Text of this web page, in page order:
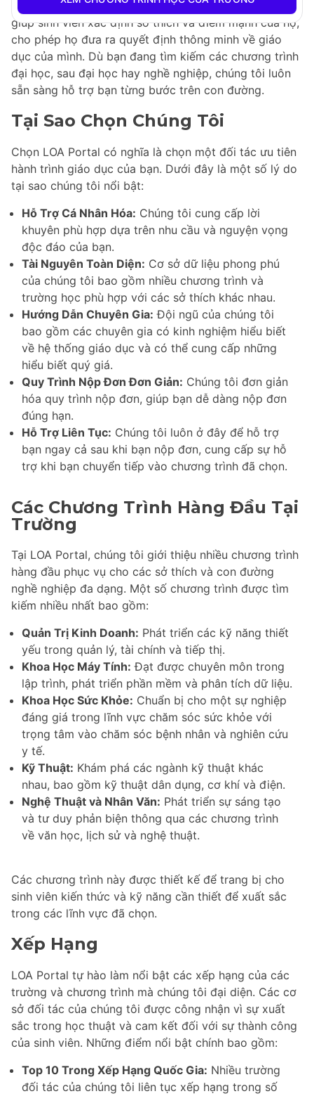
khác nhau. Đội ngũ chuyên gia của chúng tôi cam kết
giúp sinh viên xác định sở thích và điểm mạnh của họ,
cho phép họ đưa ra quyết định thông minh về giáo
dục của mình. Dù bạn đang tìm kiếm các chương trình
đại học, sau đại học hay nghề nghiệp, chúng tôi luôn
sẵn sàng hỗ trợ bạn từng bước trên con đường.
Tại Sao Chọn Chúng Tôi
Chọn LOA Portal có nghĩa là chọn một đối tác ưu tiên
hành trình giáo dục của bạn. Dưới đây là một số lý do
tại sao chúng tôi nổi bật:
Hỗ Trợ Cá Nhân Hóa: Chúng tôi cung cấp lời
khuyên phù hợp dựa trên nhu cầu và nguyện vọng
độc đáo của bạn.
Tài Nguyên Toàn Diện: Cơ sở dữ liệu phong phú
của chúng tôi bao gồm nhiều chương trình và
trường học phù hợp với các sở thích khác nhau.
Hướng Dẫn Chuyên Gia: Đội ngũ của chúng tôi
bao gồm các chuyên gia có kinh nghiệm hiểu biết
về hệ thống giáo dục và có thể cung cấp những
hiểu biết quý giá.
Quy Trình Nộp Đơn Đơn Giản: Chúng tôi đơn giản
hóa quy trình nộp đơn, giúp bạn dễ dàng nộp đơn
đúng hạn.
Hỗ Trợ Liên Tục: Chúng tôi luôn ở đây để hỗ trợ
bạn ngay cả sau khi bạn nộp đơn, cung cấp sự hỗ
trợ khi bạn chuyển tiếp vào chương trình đã chọn.
Các Chương Trình Hàng Đầu Tại
Trường
Tại LOA Portal, chúng tôi giới thiệu nhiều chương trình
hàng đầu phục vụ cho các sở thích và con đường
nghề nghiệp đa dạng. Một số chương trình được tìm
kiếm nhiều nhất bao gồm:
Quản Trị Kinh Doanh: Phát triển các kỹ năng thiết
yếu trong quản lý, tài chính và tiếp thị.
Khoa Học Máy Tính: Đạt được chuyên môn trong
lập trình, phát triển phần mềm và phân tích dữ liệu.
Khoa Học Sức Khỏe: Chuẩn bị cho một sự nghiệp
đáng giá trong lĩnh vực chăm sóc sức khỏe với
trọng tâm vào chăm sóc bệnh nhân và nghiên cứu
y tế.
Kỹ Thuật: Khám phá các ngành kỹ thuật khác
nhau, bao gồm kỹ thuật dân dụng, cơ khí và điện.
Nghệ Thuật và Nhân Văn: Phát triển sự sáng tạo
và tư duy phản biện thông qua các chương trình
về văn học, lịch sử và nghệ thuật.
Các chương trình này được thiết kế để trang bị cho
sinh viên kiến thức và kỹ năng cần thiết để xuất sắc
trong các lĩnh vực đã chọn.
Xếp Hạng
LOA Portal tự hào làm nổi bật các xếp hạng của các
trường và chương trình mà chúng tôi đại diện. Các cơ
sở đối tác của chúng tôi được công nhận vì sự xuất
sắc trong học thuật và cam kết đối với sự thành công
của sinh viên. Những điểm nổi bật chính bao gồm:
Top 10 Trong Xếp Hạng Quốc Gia: Nhiều trường
đối tác của chúng tôi liên tục xếp hạng trong số